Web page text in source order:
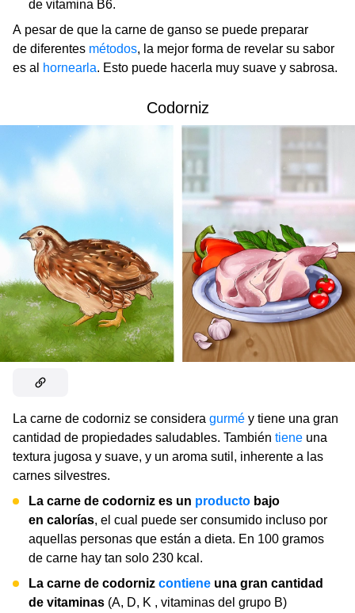
de vitamina B6.
A pesar de que la carne de ganso se puede preparar
de diferentes métodos, la mejor forma de revelar su sabor
es al
hornearla. Esto puede hacerla muy suave y sabrosa.
Codorniz
La carne de codorniz se considera gurmé y tiene una gran
cantidad de propiedades saludables. También tiene una
textura jugosa y suave, y un aroma sutil, inherente a las
carnes silvestres.
La carne de codorniz es un producto bajo
en calorías, el cual puede ser consumido incluso por
aquellas personas que están a dieta. En 100 gramos
de carne hay tan solo 230 kcal.
La carne de codorniz contiene una gran cantidad
de vitaminas (A, D, K , vitaminas del grupo B)